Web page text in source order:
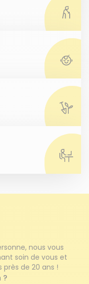
nous vous
soin de vous et
près de 20 ans !
?